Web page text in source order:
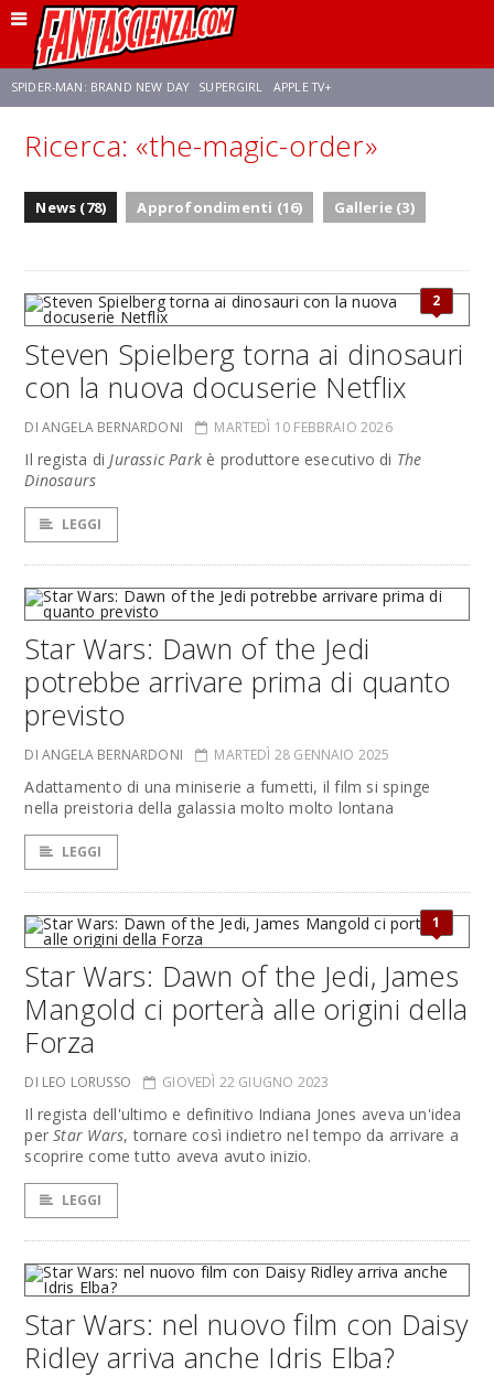
SPIDER-MAN: BRAND NEW DAY SUPERGIRL APPLE TV+
FRANCO RICCIARDIELLO ZENDAYA STAR TREK AVENGERS: DOOMSDAY
Ricerca: «the-magic-order»
News (78) Approfondimenti (16) Gallerie (3)
2
Steven Spielberg torna ai dinosauri
con la nuova docuserie Netflix
DI ANGELA BERNARDONI MARTEDÌ 10 FEBBRAIO 2026
Il regista diJurassic Park è produttore esecutivo di The
Dinosaurs
LEGGI
Star Wars: Dawn of the Jedi
potrebbe arrivare prima di quanto
previsto
DI ANGELA BERNARDONI MARTEDÌ 28 GENNAIO 2025
Adattamento di una miniserie a fumetti, il film si spinge
nella preistoria della galassia molto molto lontana
LEGGI
1
Star Wars: Dawn of the Jedi, James
Mangold ci porterà alle origini della
Forza
DI LEO LORUSSO GIOVEDÌ 22 GIUGNO 2023
Il regista dell'ultimo e definitivo Indiana Jones aveva un'idea
perStar Wars, tornare così indietro nel tempo da arrivare a
scoprire come tutto aveva avuto inizio.
LEGGI
Star Wars: nel nuovo film con Daisy
Ridley arriva anche Idris Elba?